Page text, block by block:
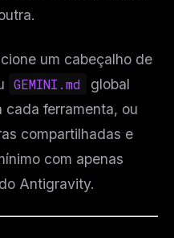
um cabeçalho de
GEMINI.md
global
cada ferramenta, ou
compartilhadas e
com apenas
Antigravity.